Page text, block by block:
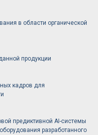
в области органической
продукции
кадров для
предиктивной AI-системы
разработанного